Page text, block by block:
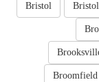
Bristol
Bristol
Broomfield